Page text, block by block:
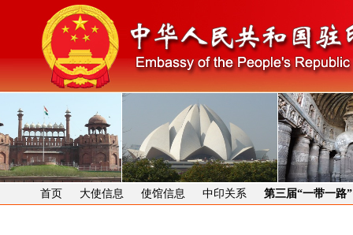
首页 大使信息 使馆信息 中印关系 第三届“一带一路